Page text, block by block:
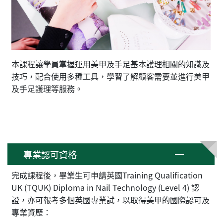
本課程讓學員掌握運用美甲及手足基本護理相關的知識及
技巧，配合使用多種工具，學習了解顧客需要並進行美甲
及手足護理等服務。
專業認可資格
完成課程後，畢業生可申請英國Training Qualification
UK (TQUK) Diploma in Nail Technology (Level 4) 認
證，亦可報考多個英國專業試，以取得美甲的國際認可及
專業資歷：